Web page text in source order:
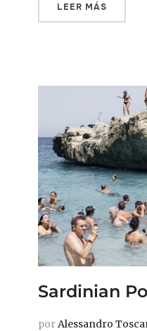
LEER MÁS
Sardinian
porAlessandro